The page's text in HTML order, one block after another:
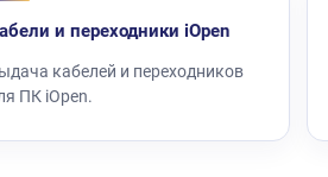
и переходники iOpen
кабелей и переходников
ПК iOpen.